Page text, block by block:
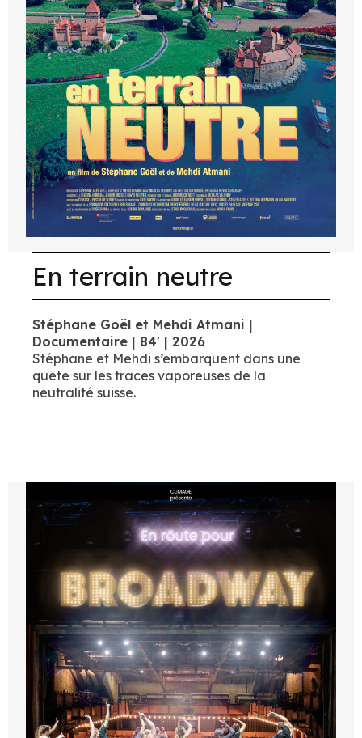
En terrain neutre
Stéphane Goël et Mehdi Atmani |
Documentaire | 84' | 2026
Stéphane et Mehdi s’embarquent dans une
quête sur les traces vaporeuses de la
neutralité suisse.